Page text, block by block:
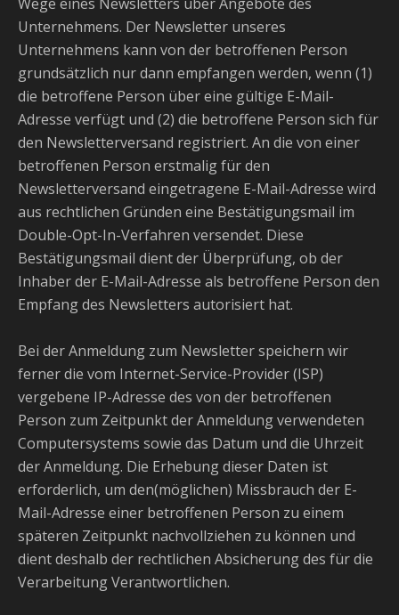
Unternehmens. Der Newsletter unseres
Unternehmens kann von der betroffenen Person
grundsätzlich nur dann empfangen werden, wenn (1)
die betroffene Person über eine gültige E-Mail-
Adresse verfügt und (2) die betroffene Person sich für
den Newsletterversand registriert. An die von einer
betroffenen Person erstmalig für den
Newsletterversand eingetragene E-Mail-Adresse wird
aus rechtlichen Gründen eine Bestätigungsmail im
Double-Opt-In-Verfahren versendet. Diese
Bestätigungsmail dient der Überprüfung, ob der
Inhaber der E-Mail-Adresse als betroffene Person den
Empfang des Newsletters autorisiert hat.
Bei der Anmeldung zum Newsletter speichern wir
ferner die vom Internet-Service-Provider (ISP)
vergebene IP-Adresse des von der betroffenen
Person zum Zeitpunkt der Anmeldung verwendeten
Computersystems sowie das Datum und die Uhrzeit
der Anmeldung. Die Erhebung dieser Daten ist
erforderlich, um den(möglichen) Missbrauch der E-
Mail-Adresse einer betroffenen Person zu einem
späteren Zeitpunkt nachvollziehen zu können und
dient deshalb der rechtlichen Absicherung des für die
Verarbeitung Verantwortlichen.